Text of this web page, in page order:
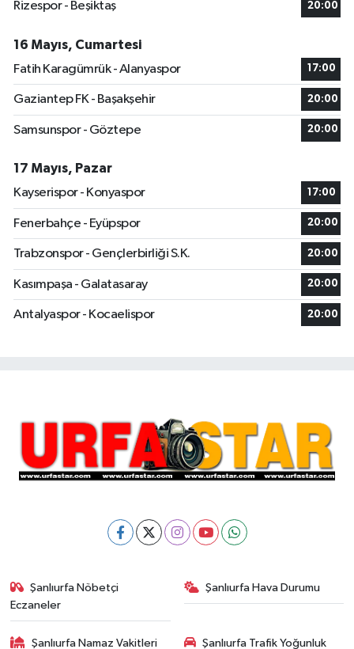
Rizespor - Beşiktaş
20:00
16 Mayıs, Cumartesi
Fatih Karagümrük - Alanyaspor
17:00
Gaziantep FK - Başakşehir 20:00
Samsunspor - Göztepe 20:00
17 Mayıs, Pazar
Kayserispor - Konyaspor
17:00
Fenerbahçe - Eyüpspor 20:00
Trabzonspor - Gençlerbirliği S.K. 20:00
Kasımpaşa - Galatasaray 20:00
Antalyaspor - Kocaelispor 20:00
Şanlıurfa Nöbetçi
Eczaneler
Şanlıurfa Hava Durumu
Şanlıurfa Namaz Vakitleri Şanlıurfa Trafik Yoğunluk